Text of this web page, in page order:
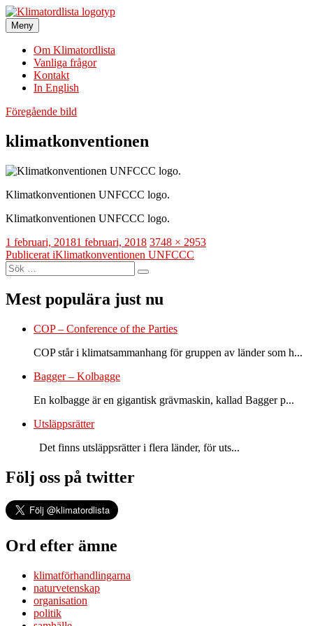
Hoppa
till
innehåll
Klimatordlista
Sveriges största klimatordlista
Meny
Om Klimatordlista
Vanliga frågor
Kontakt
In English
Föregående bild
klimatkonventionen
Klimatkonventionen UNFCCC logo.
Klimatkonventionen UNFCCC logo.
Publicerat
den
1 februari, 20181 februari, 2018 Full
storlek
3748 × 2953
Inläggsnavigering
Publicerat iKlimatkonventionen UNFCCC
Sök
efter:
Sök
Mest populära just nu
COP – Conference of the Parties
COP står i klimatsammanhang för gruppen av länder som h...
Bagger – Kolbagge
En kolbagge är en gigantisk grävmaskin, kallad Bagger p...
Utsläppsrätter
Det finns utsläppsrätter i flera länder, för uts...
Följ oss på twitter
Ord efter ämne
klimatförhandlingarna
naturvetenskap
organisation
politik